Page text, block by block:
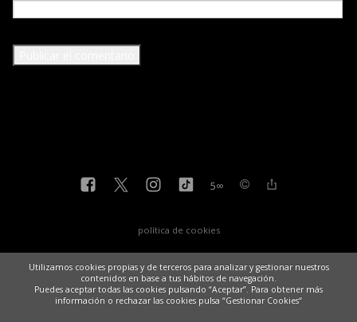
5∞
política de cookies
Utilizamos cookies propias y de terceros para analizar y gestionar nuestros
contenidos en base a tus hábitos de navegación.
Puedes aceptar todas las cookies pulsando “Aceptar”. Para obtener más
información o rechazar las cookies pulsa “Gestionar Cookies“